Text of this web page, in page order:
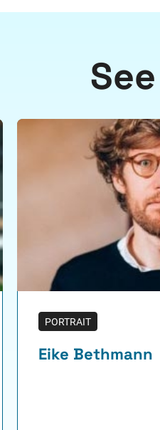
PORTRAIT
Eike Bethmann